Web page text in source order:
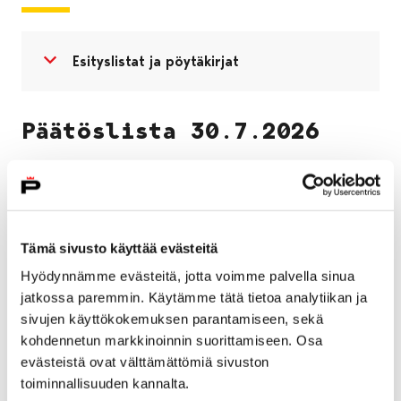
Tämä sivusto käyttää evästeitä
Hyödynnämme evästeitä, jotta voimme palvella sinua
jatkossa paremmin. Käytämme tätä tietoa analytiikan ja
sivujen käyttökokemuksen parantamiseen, sekä
kohdennetun markkinoinnin suorittamiseen. Osa
evästeistä ovat välttämättömiä sivuston
toiminnallisuuden kannalta.
Avaa valikko
Sulje valikko
Esityslistat ja pöytäkirjat
Päätöslista 30.7.2026
§ 95 Kokouksen laillisuuden ja
§ 96 Pöytäkirjan tarkastus
Pöytäkirjan tarkastajiksi valittiin Tiina Huhtala ja
Kimmo Hohkala. Pöytäkirja tarkastetaan 4.8.2026.
§ 97 Rakentamislupa, vaihe 2, 609-464-10-46,
Parkanontie 788
Päätösehdotus hyväksyttiin.